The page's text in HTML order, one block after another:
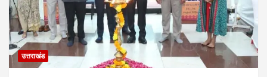
उत्तराखंड